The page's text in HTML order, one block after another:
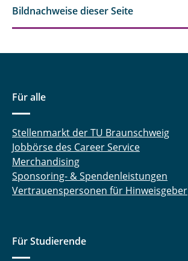
Bildnachweise dieser Seite
Für alle
Stellenmarkt der TU Braunschweig
Jobbörse des Career Service
Merchandising
Sponsoring- & Spendenleistungen
Vertrauenspersonen für Hinweisgeber
Für Studierende